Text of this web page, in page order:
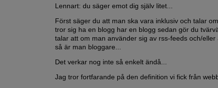
Lennart: du säger emot dig själv litet...
Först säger du att man ska vara inklusiv och talar
tror sig ha en blogg har en blogg sedan gör du
talar att om man använder sig av rss-feeds och/eller
så är man bloggare...
Det verkar nog inte så enkelt ändå...
Jag tror fortfarande på den definition vi fick från